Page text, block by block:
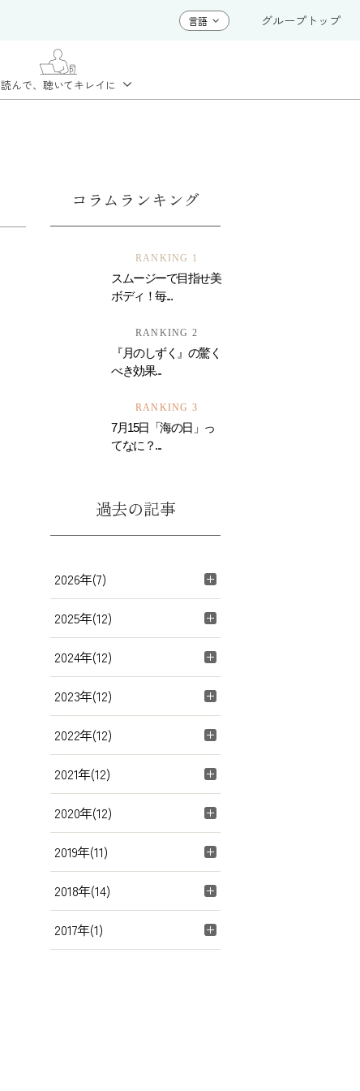
グループトップ
読んで、聴いてキレイに
コラムランキング
RANKING 1
スムージーで目指せ美
ボディ！毎...
RANKING 2
『月のしずく』の驚く
べき効果...
RANKING 3
7月15日「海の日」っ
てなに？...
過去の記事
2026年(7)
2025年(12)
2024年(12)
2023年(12)
2022年(12)
2021年(12)
2020年(12)
2019年(11)
2018年(14)
2017年(1)